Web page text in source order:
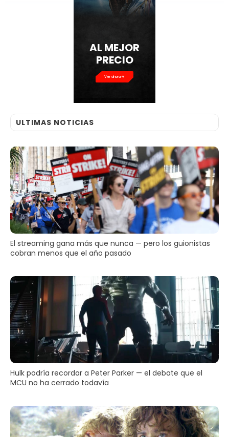
AL MEJOR
PRECIO
Ver ahora
ULTIMAS NOTICIAS
El streaming gana más que nunca — pero los guionistas
cobran menos que el año pasado
Hulk podría recordar a Peter Parker — el debate que el
MCU no ha cerrado todavía